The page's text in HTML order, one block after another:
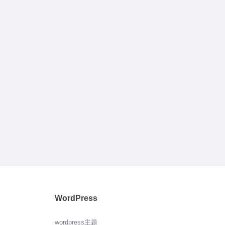
WordPress
wordpress主题